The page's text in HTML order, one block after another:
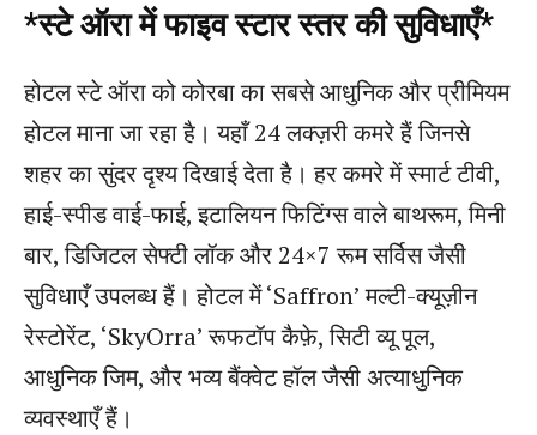
*स्टे ऑरा में फाइव स्टार स्तर की सुविधाएँ*
होटल स्टे ऑरा को कोरबा का सबसे आधुनिक और प्रीमियम
होटल माना जा रहा है। यहाँ 24 लक्ज़री कमरे हैं जिनसे
शहर का सुंदर दृश्य दिखाई देता है। हर कमरे में स्मार्ट टीवी,
हाई-स्पीड वाई-फाई, इटालियन फिटिंग्स वाले बाथरूम, मिनी
बार, डिजिटल सेफ्टी लॉक और 24×7 रूम सर्विस जैसी
सुविधाएँ उपलब्ध हैं। होटल में ‘Saffron’ मल्टी-क्यूज़ीन
रेस्टोरेंट, ‘SkyOrra’ रूफटॉप कैफ़े, सिटी व्यू पूल,
आधुनिक जिम, और भव्य बैंक्वेट हॉल जैसी अत्याधुनिक
व्यवस्थाएँ हैं।